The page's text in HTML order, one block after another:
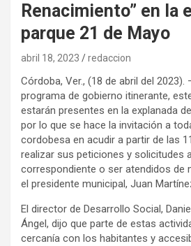
Renacimiento” en la
parque 21 de Mayo
abril 18, 2023 redaccion
Córdoba, Ver., (18 de abril del 2023).
programa de gobierno itinerante,
estarán presentes en la explanada
por lo que se hace la invitación a
cordobesa en acudir a partir de las
realizar sus peticiones y solicitudes
correspondiente o ser atendidos de
el presidente municipal, Juan
El director de Desarrollo Social,
Ángel, dijo que parte de estas
cercanía con los habitantes y